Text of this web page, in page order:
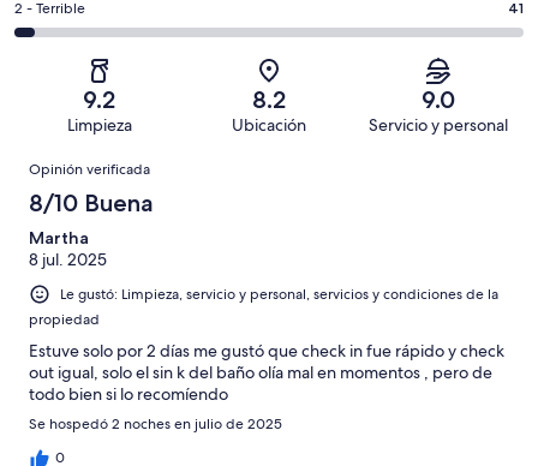
Basada
en
opiniones
Bueno.
Basada
opiniones
es
decir,
Aceptable.
de
1006
opiniones
4,
Basada
34
de
opiniones
Puntuación
de
Terrible.
Basada
de
1006
opiniones
2 - Terrible 41
9.2
Limpieza
8.2
Ubicación
9.0
Servicio y personal
Opiniones
Opinión verificada
8/10 Buena
Martha
8 jul. 2025
Le gustó: Limpieza, servicio y personal, servicios y condiciones de la
propiedad
Estuve solo por 2 días me gustó que check in fue rápido y check
out igual, solo el sin k del baño olía mal en momentos , pero de
todo bien si lo recomíendo
Se hospedó 2 noches en julio de 2025
0